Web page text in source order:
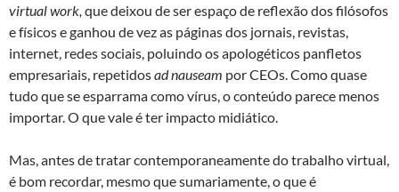
virtual work, que deixou de ser espaço de reflexão dos filósofos
e físicos e ganhou de vez as páginas dos jornais, revistas,
internet, redes sociais, poluindo os apologéticos panfletos
empresariais, repetidosad nauseam por CEOs. Como quase
tudo que se esparrama como vírus, o conteúdo parece menos
importar. O que vale é ter impacto midiático.
Mas, antes de tratar contemporaneamente do trabalho virtual,
é bom recordar, mesmo que sumariamente, o que é